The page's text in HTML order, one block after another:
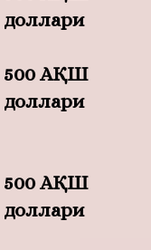
доллари
500 АҚШ
доллари
500 АҚШ
доллари